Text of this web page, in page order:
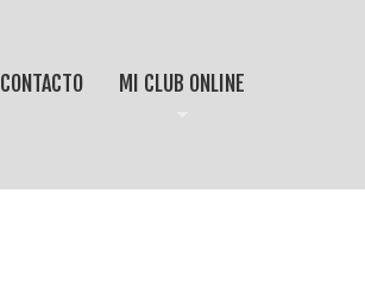
CONTACTO MI CLUB ONLINE